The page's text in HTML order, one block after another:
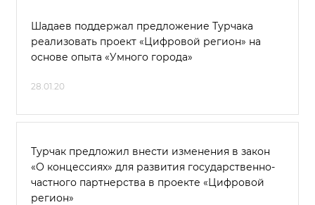
Шадаев поддержал предложение Турчака
реализовать проект «Цифровой регион» на
основе опыта «Умного города»
28.01.20
Турчак предложил внести изменения в закон
«О концессиях» для развития государственно-
частного партнерства в проекте «Цифровой
регион»